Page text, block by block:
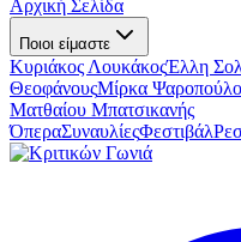
Αρχική Σελίδα
Ποιοι είμαστε
Κυριάκος ΛουκάκοςΈλλη
ΘεοφάνουςΜίρκα
Ματθαίου Μπατσικανής
ΌπεραΣυναυλίεςΦεστιβάλ